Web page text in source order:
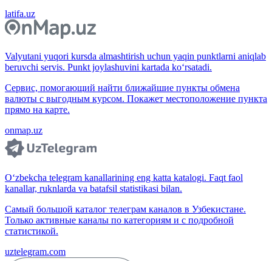
latifa.uz
Valyutani yuqori kursda almashtirish uchun yaqin punktlarni aniqlab
beruvchi servis. Punkt joylashuvini kartada ko‘rsatadi.
Сервис, помогающий найти ближайшие пункты обмена
валюты с выгодным курсом. Покажет местоположение пункта
прямо на карте.
onmap.uz
O‘zbekcha telegram kanallarining eng katta katalogi. Faqt faol
kanallar, ruknlarda va batafsil statistikasi bilan.
Самый большой каталог телеграм каналов в Узбекистане.
Только активные каналы по категориям и с подробной
статистикой.
uztelegram.com